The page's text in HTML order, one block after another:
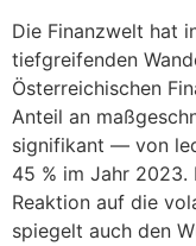
Die Finanzwelt hat
tiefgreifenden
Österreichischen
Anteil an
signifikant — von
45 % im Jahr 2023.
Reaktion auf die
spiegelt auch den